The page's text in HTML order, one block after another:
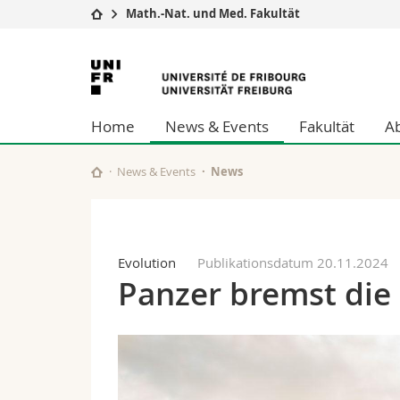
Universität
Studium
Forschung
Universität
Weiterbildung
Wirtschafts-
Philosophische
Math.-Nat. und Med. Fakultät
Universität
Freiburg
Home News & Events Fakultät
News & Events News
Evolution Publikationsdatum 20.11.2024
Panzer bremst